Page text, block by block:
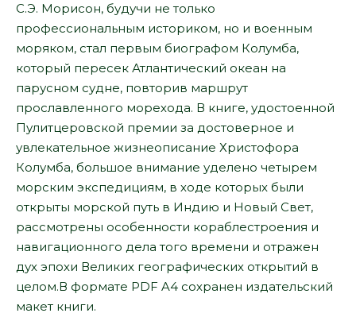
С.Э. Морисон, будучи не только
профессиональным историком, но и военным
моряком, стал первым биографом Колумба,
который пересек Атлантический океан на
парусном судне, повторив маршрут
прославленного морехода. В книге, удостоенной
Пулитцеровской премии за достоверное и
увлекательное жизнеописание Христофора
Колумба, большое внимание уделено четырем
морским экспедициям, в ходе которых были
открыты морской путь в Индию и Новый Свет,
рассмотрены особенности кораблестроения и
навигационного дела того времени и отражен
дух эпохи Великих географических открытий в
целом.В формате PDF A4 сохранен издательский
макет книги.